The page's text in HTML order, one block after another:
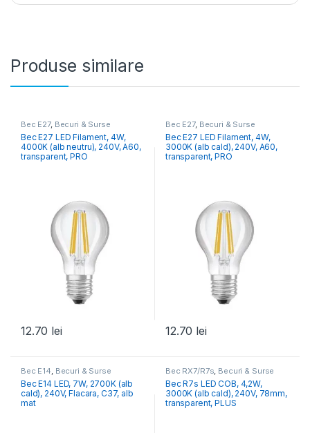
Produse similare
Bec E27, Becuri & Surse
Bec E27 LED Filament, 4W,
4000K (alb neutru), 240V, A60,
transparent, PRO
12.70 lei
Bec E27, Becuri & Surse
Bec E27 LED Filament, 4W,
3000K (alb cald), 240V, A60,
transparent, PRO
12.70 lei
Bec E14, Becuri & Surse
Bec E14 LED, 7W, 2700K (alb
cald), 240V, Flacara, C37, alb
mat
Bec RX7/R7s, Becuri & Surse
Bec R7s LED COB, 4,2W,
3000K (alb cald), 240V, 78mm,
transparent, PLUS